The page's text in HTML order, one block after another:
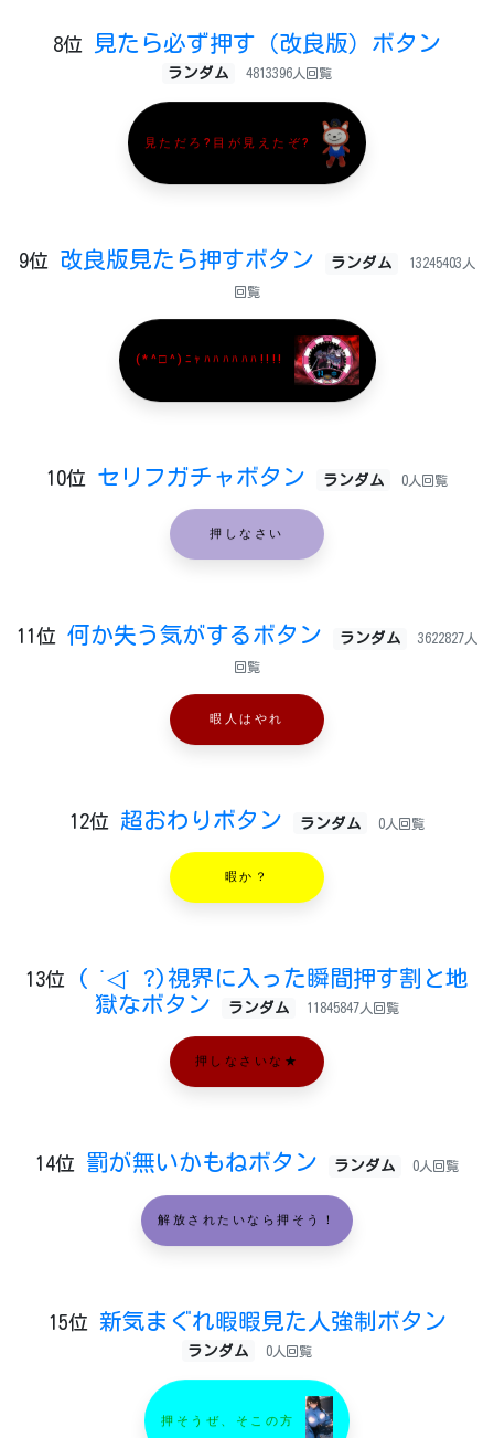
8位 見たら必ず押す（改良版）ボタン
ランダム 4813396人回覧
見ただろ?目が見えたぞ?
9位 改良版見たら押すボタン ランダム 13245403人
回覧
(*^□^)ﾆｬﾊﾊﾊﾊﾊﾊ!!!!
10位 セリフガチャボタン ランダム 0人回覧
押しなさい
11位 何か失う気がするボタン ランダム 3622827人
回覧
暇人はやれ
12位 超おわりボタン ランダム 0人回覧
暇か？
13位
( ˙◁˙ ?)視界に入った瞬間押す割と地
獄なボタン
ランダム 11845847人回覧
押しなさいな★
14位 罰が無いかもねボタン ランダム 0人回覧
解放されたいなら押そう！
15位 新気まぐれ暇暇見た人強制ボタン
ランダム 0人回覧
押そうぜ、そこの方